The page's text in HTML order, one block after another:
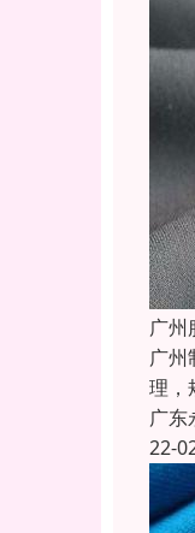
广州
广州
理，
广东
22-